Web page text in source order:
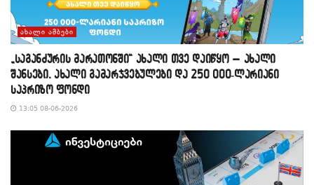
ᲐᲮᲐᲚᲘ ᲐᲛᲑᲔᲑᲘ
„საგანძურის მარათონში“ ახალი თვე დაიწყო – ახალი
შანსები, ახალი გამარჯვებულები და 250 000-ლარიანი
საპრიზო ფონდი
13:05 08-06-2026